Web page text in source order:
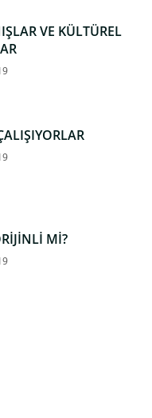
VE KÜLTÜREL
Mİ?